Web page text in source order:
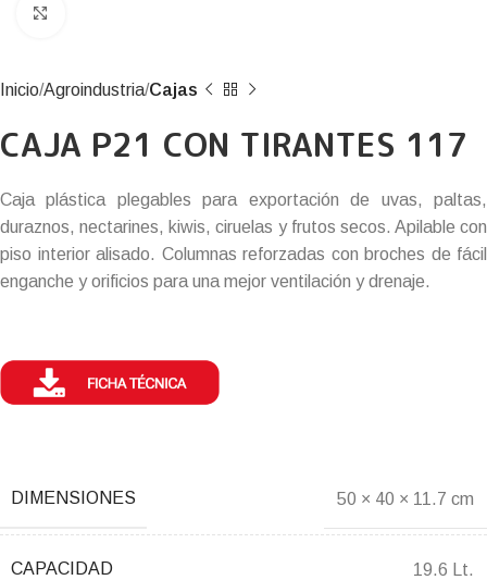
Inicio Agroindustria Cajas
CAJA P21 CON TIRANTES 117
Caja plástica plegables para exportación de uvas, paltas,
duraznos, nectarines, kiwis, ciruelas y frutos secos. Apilable con
piso interior alisado. Columnas reforzadas con broches de fácil
enganche y orificios para una mejor ventilación y drenaje.
DIMENSIONES 50 × 40 × 11.7 cm
CAPACIDAD 19.6 Lt.